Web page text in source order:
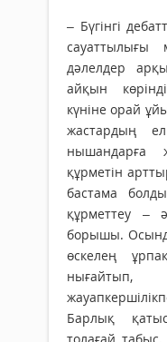
– Бүгінгі
дәлелдер
айқын
күніне орай
жастардың
нышан­дарға
құрметін
бастама
құрметтеу –
борышы.
өскелең
Бар­лық